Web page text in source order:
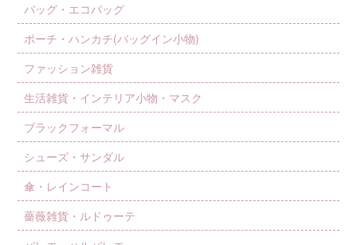
バッグ・エコバッグ
ポーチ・ハンカチ(バッグイン小物)
ファッション雑貨
生活雑貨・インテリア小物・マスク
ブラックフォーマル
シューズ・サンダル
傘・レインコート
薔薇雑貨・ルドゥーテ